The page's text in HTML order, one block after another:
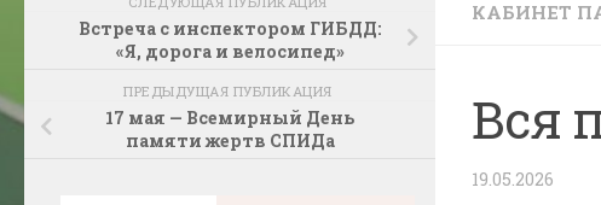
КАБИНЕТ
Вся
19.05.2026
Встреча с инспектором ГИБДД:
«Я, дорога и велосипед»
ПРЕДЫДУЩАЯ ПУБЛИКАЦИЯ
17 мая — Всемирный День
памяти жертв СПИДа